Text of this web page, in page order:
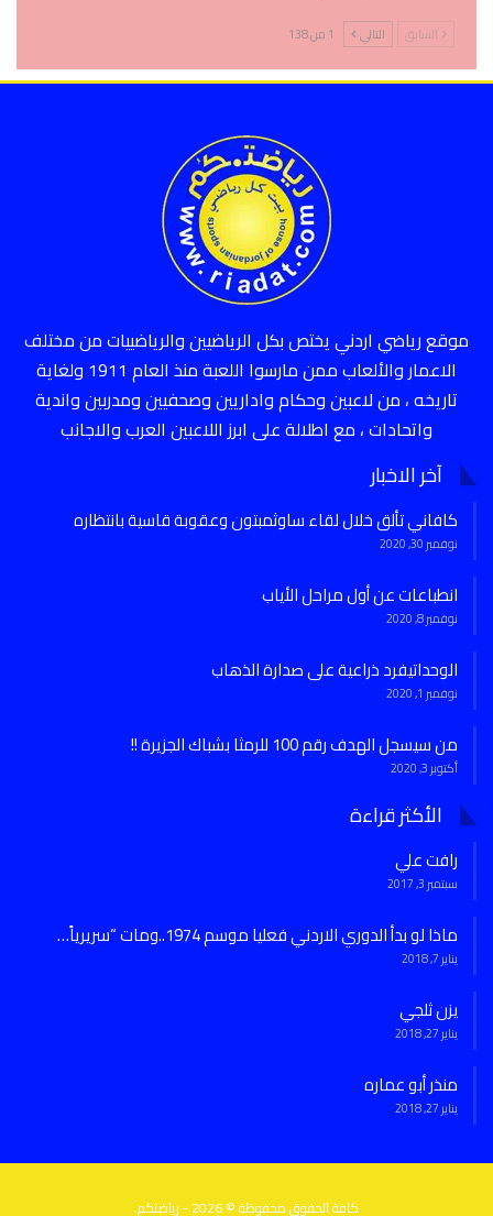
السابق التالي 1 من 138
موقع رياضي اردني يختص بكل الرياضيين والرياضييات من مختلف
الاعمار والألعاب ممن مارسوا اللعبة منذ العام 1911 ولغاية
تاريخه ، من لاعبين وحكام واداريين وصحفيين ومدربين واندية
واتحادات ، مع اطلالة على ابرز اللاعبين العرب والاجانب
آخر الاخبار
كافاني تألق خلال لقاء ساوثمبتون وعقوبة قاسية بانتظاره
نوفمبر 30, 2020
انطباعات عن أول مراحل الأياب
نوفمبر 8, 2020
الوحداتيفرد ذراعية على صدارة الذهاب
نوفمبر 1, 2020
من سيسجل الهدف رقم 100 للرمثا بشباك الجزيرة !!
أكتوبر 3, 2020
الأكثر قراءة
رافت علي
سبتمبر 3, 2017
ماذا لو بدأ الدوري الاردني فعليا موسم 1974..ومات “سريرياً…
يناير 7, 2018
يزن ثلجي
يناير 27, 2018
منذر أبو عماره
يناير 27, 2018
كافة الحقوق محفوظة © 2026 - رياضتكم.